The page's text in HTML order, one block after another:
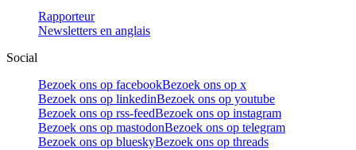
Rapporteur
Newsletters en anglais
Social
Bezoek ons op facebookBezoek ons op x
Bezoek ons op linkedinBezoek ons op youtube
Bezoek ons op rss-feedBezoek ons op instagram
Bezoek ons op mastodonBezoek ons op telegram
Bezoek ons op blueskyBezoek ons op threads